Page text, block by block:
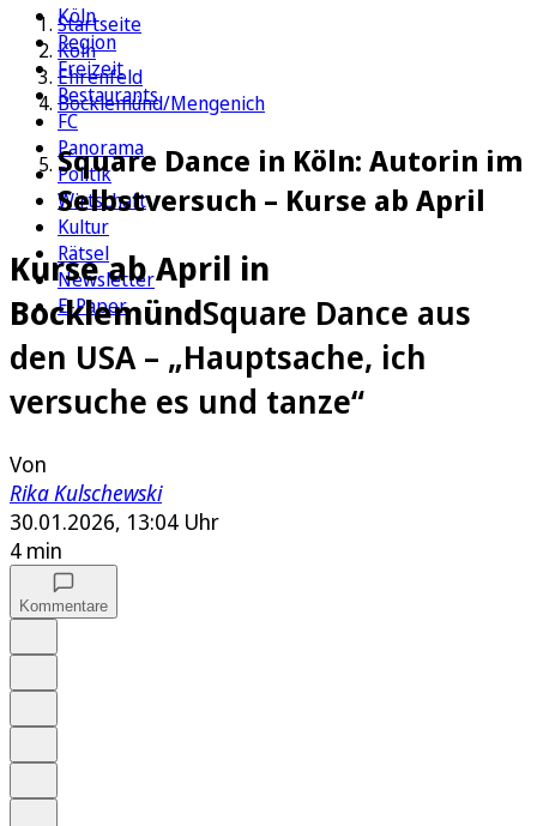
Köln
Region
Freizeit
Restaurants
FC
Panorama
Politik
Wirtschaft
Kultur
Rätsel
Newsletter
E-Paper
Startseite
Köln
Ehrenfeld
Bocklemünd/Mengenich
Square Dance in Köln: Autorin im
Selbstversuch – Kurse ab April
Kurse ab April in
BocklemündSquare Dance aus
den USA – „Hauptsache, ich
versuche es und tanze“
Von
Rika Kulschewski
30.01.2026, 13:04 Uhr
4 min
Kommentare